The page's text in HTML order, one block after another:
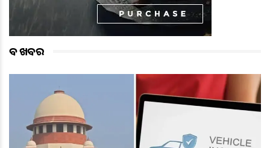
ବଡ ଖବର